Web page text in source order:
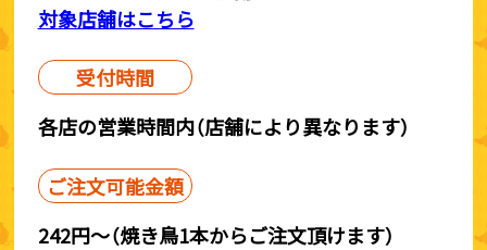
対象店舗はこちら
受付時間
各店の営業時間内（店舗により異なります）
ご注文可能金額
242円～（焼き鳥1本からご注文頂けます）